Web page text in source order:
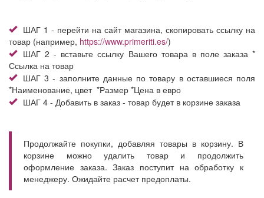
ШАГ 1 - перейти на сайт магазина, скопировать ссылку на
товар (например, https://www.primeriti.es/)
ШАГ 2 - вставьте ссылку Вашего товара в поле заказа *
Ссылка на товар
ШАГ 3 - заполните данные по товару в оставшиеся поля
*Наименование, цвет *Размер *Цена в евро
ШАГ 4 - Добавить в заказ - товар будет в корзине заказа
Продолжайте покупки, добавляя товары в корзину. В
корзине можно удалить товар и продолжить
оформление заказа. Заказ поступит на обработку к
менеджеру. Ожидайте расчет предоплаты.